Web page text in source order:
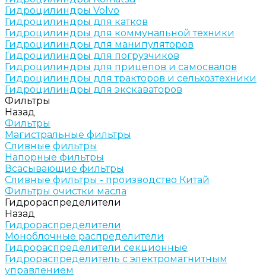
Гидроцилиндры Volvo
Гидроцилиндры для катков
Гидроцилиндры для коммунальной техники
Гидроцилиндры для манипуляторов
Гидроцилиндры для погрузчиков
Гидроцилиндры для прицепов и самосвалов
Гидроцилиндры для тракторов и сельхозтехники
Гидроцилиндры для экскаваторов
Фильтры
Назад
Фильтры
Магистральные фильтры
Сливные фильтры
Напорные фильтры
Всасывающие фильтры
Сливные фильтры - производство Китай
Фильтры очистки масла
Гидрораспределители
Назад
Гидрораспределители
Моноблочные распределители
Гидрораспределители секционные
Гидрораспределитель с электромагнитным
управлением